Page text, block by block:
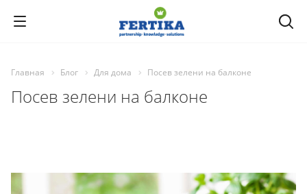
Главная Блог Для дома Посев зелени на балконе
Посев зелени на балконе